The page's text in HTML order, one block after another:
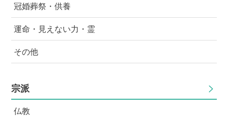
冠婚葬祭・供養
運命・見えない力・霊
その他
宗派
仏教